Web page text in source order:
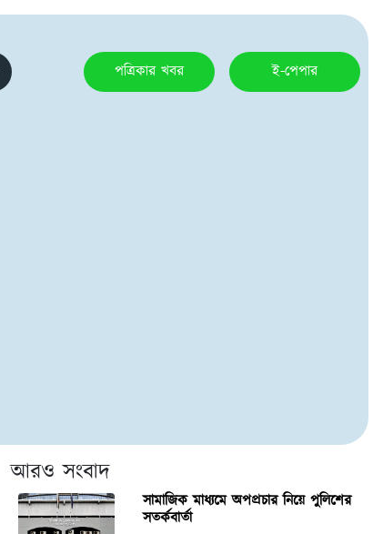
পত্রিকার খবর ই-পেপার
আরও সংবাদ
সামাজিক মাধ্যমে অপপ্রচার নিয়ে পুলিশের
সতর্কবার্তা